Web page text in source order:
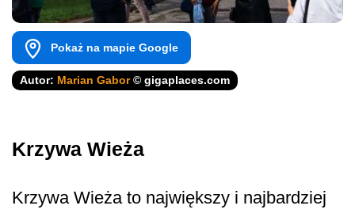
Pokaż na mapie Google
Autor: Marian Gabor© gigaplaces.com
Krzywa Wieża
Krzywa Wieża to największy i najbardziej